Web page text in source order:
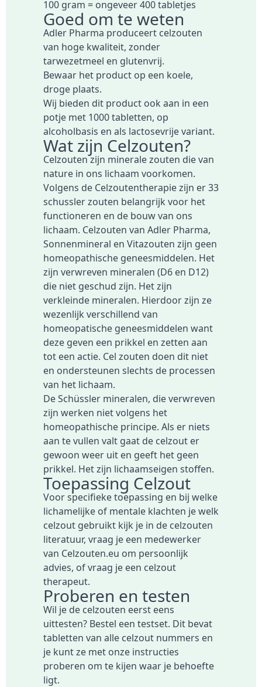
100 gram = ongeveer 400 tabletjes
Goed om te weten
Adler Pharma produceert celzouten
van hoge kwaliteit, zonder
tarwezetmeel en glutenvrij.
Bewaar het product op een koele,
droge plaats.
Wij bieden dit product ook aan in een
potje met 1000 tabletten, op
alcoholbasis en als lactosevrije variant.
Wat zijn Celzouten?
Celzouten zijn minerale zouten die van
nature in ons lichaam voorkomen.
Volgens de Celzoutentherapie zijn er 33
schussler zouten belangrijk voor het
functioneren en de bouw van ons
lichaam. Celzouten van Adler Pharma,
Sonnenmineral en Vitazouten zijn geen
homeopathische geneesmiddelen. Het
zijn verwreven mineralen (D6 en D12)
die niet geschud zijn. Het zijn
verkleinde mineralen. Hierdoor zijn ze
wezenlijk verschillend van
homeopatische geneesmiddelen want
deze geven een prikkel en zetten aan
tot een actie. Cel zouten doen dit niet
en ondersteunen slechts de processen
van het lichaam.
De Schüssler mineralen, die verwreven
zijn werken niet volgens het
homeopathische principe. Als er niets
aan te vullen valt gaat de celzout er
gewoon weer uit en geeft het geen
prikkel. Het zijn lichaamseigen stoffen.
Toepassing Celzout
Voor specifieke toepassing en bij welke
lichamelijke of mentale klachten je welk
celzout gebruikt kijk je in de celzouten
literatuur, vraag je een medewerker
van Celzouten.eu om persoonlijk
advies, of vraag je een celzout
therapeut.
Proberen en testen
Wil je de celzouten eerst eens
uittesten? Bestel een testset. Dit bevat
tabletten van alle celzout nummers en
je kunt ze met onze instructies
proberen om te kijen waar je behoefte
ligt.